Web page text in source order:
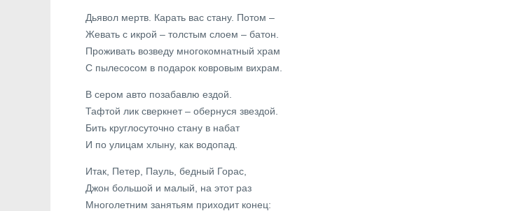
Дьявол мертв. Карать вас стану. Потом –
Жевать с икрой – толстым слоем – батон.
Проживать возведу многокомнатный храм
С пылесосом в подарок ковровым вихрам.
В сером авто позабавлю ездой.
Тафтой лик сверкнет – обернуся звездой.
Бить круглосуточно стану в набат
И по улицам хлыну, как водопад.
Итак, Петер, Пауль, бедный Горас,
Джон большой и малый, на этот раз
Многолетним занятьям приходит конец: